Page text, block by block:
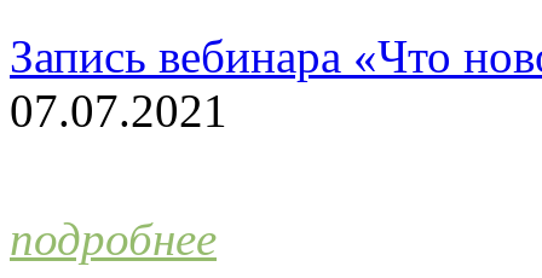
Запись вебинара «Что
07.07.2021
подробнее